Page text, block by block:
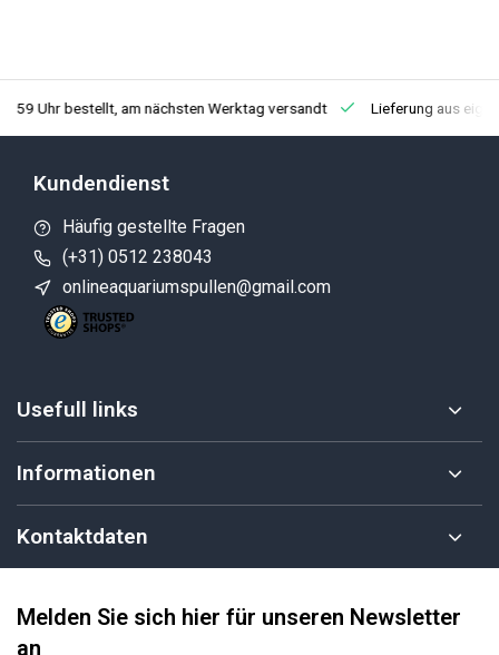
Uhr bestellt, am nächsten Werktag versandt Lieferung aus
Kundendienst
Häufig gestellte Fragen
(+31) 0512 238043
onlineaquariumspullen@gmail.com
Usefull links
Informationen
Kontaktdaten
Melden Sie sich hier für unseren Newsletter
an